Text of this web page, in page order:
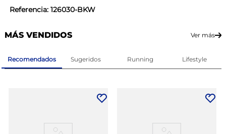
Referencia: 126030-BKW
MÁS VENDIDOS Ver más
Recomendados Sugeridos Running Lifestyle